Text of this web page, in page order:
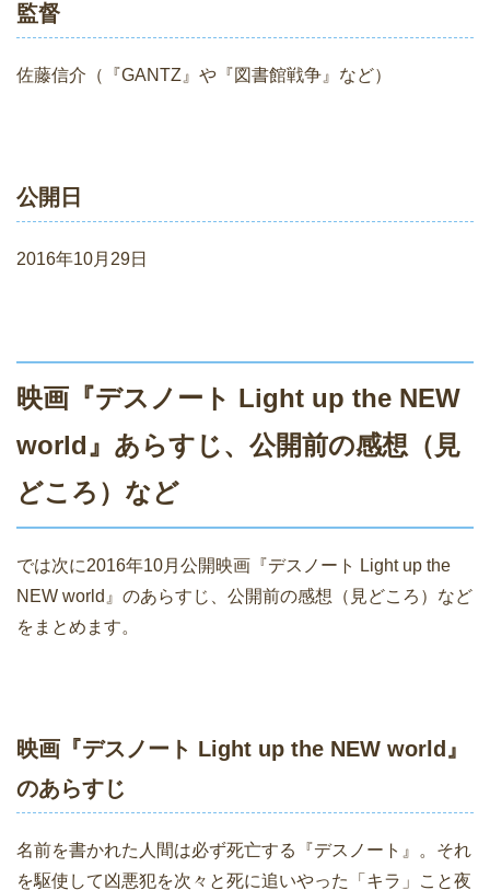
監督
佐藤信介（『GANTZ』や『図書館戦争』など）
公開日
2016年10月29日
映画『デスノート Light up the NEW
world』あらすじ、公開前の感想（見
どころ）など
では次に2016年10月公開映画『デスノート Light up the
NEW world』のあらすじ、公開前の感想（見どころ）など
をまとめます。
映画『デスノート Light up the NEW world』
のあらすじ
名前を書かれた人間は必ず死亡する『デスノート』。それ
を駆使して凶悪犯を次々と死に追いやった「キラ」こと夜